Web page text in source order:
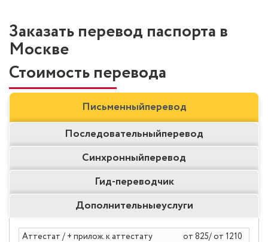
Заказать перевод паспорта в
Москве
Стоимость перевода
Письменныйперевод
Последовательныйперевод
Синхронныйперевод
Гид-переводчик
Дополнительныеуслуги
Аттестат / + прилож. к аттестату от 825/ от 1210